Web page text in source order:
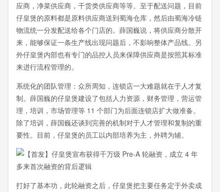
应商，净菜供应商，干货类供应商等等。至于配送问题，目前
仔皇煲的原料都是原料供应商送到蜀海仓库，然后由蜀海冷链
物流统一分发配送给各个门店的。薛国巍说，将供应商分散开
来，能够保证一条生产线出现问题后，不影响整体产品线。另
外仔皇煲内部也有专门的品控人员来保障供应商是按照其标准
来进行流程管理的。
系统化的团队管理：众所周知，连锁店一大难题就在于人才复
制。薛国巍的仔皇煲建设了包括人力资源，财务管理，营运管
理，培训，市场管理等 11 个部门为后面连锁店扩大做准备。
除了培训，薛国巍还谈到完善的机制对于人才管理和复制的重
要性。目前，仔皇煲的员工以内部培养为主，外聘为辅。
打好了基本功，此轮融资之后，仔皇煲把主要任务定于外卖成